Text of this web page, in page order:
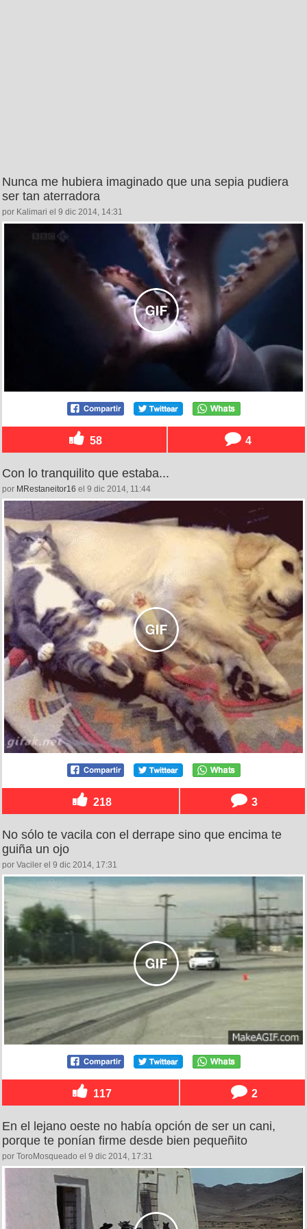
Nunca me hubiera imaginado que una sepia pudiera
ser tan aterradora
por Kalimari el 9 dic 2014, 14:31
58 4
Con lo tranquilito que estaba...
por MRestaneitor16 el 9 dic 2014, 11:44
218 3
No sólo te vacila con el derrape sino que encima te
guiña un ojo
por Vaciler el 9 dic 2014, 17:31
117 2
En el lejano oeste no había opción de ser un cani,
porque te ponían firme desde bien pequeñito
por ToroMosqueado el 9 dic 2014, 17:31